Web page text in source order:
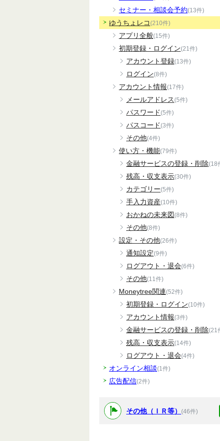
セミナー・相談会予約(13件)
ゆうちょレコ(210件)
アプリ全般(15件)
初期登録・ログイン(21件)
アカウント登録(13件)
ログイン(8件)
アカウント情報(17件)
メールアドレス(5件)
パスワード(5件)
パスコード(3件)
その他(4件)
使い方・機能(79件)
金融サービスの登録・削除(18
残高・収支表示(30件)
カテゴリー(5件)
手入力資産(10件)
おかねの未来図(8件)
その他(8件)
設定・その他(26件)
通知設定(9件)
ログアウト・退会(6件)
その他(11件)
Moneytree関連(52件)
初期登録・ログイン(10件)
アカウント情報(3件)
金融サービスの登録・削除(21
残高・収支表示(14件)
ログアウト・退会(4件)
オンライン相談(1件)
広告配信(2件)
その他（ＩＲ等） (46件)